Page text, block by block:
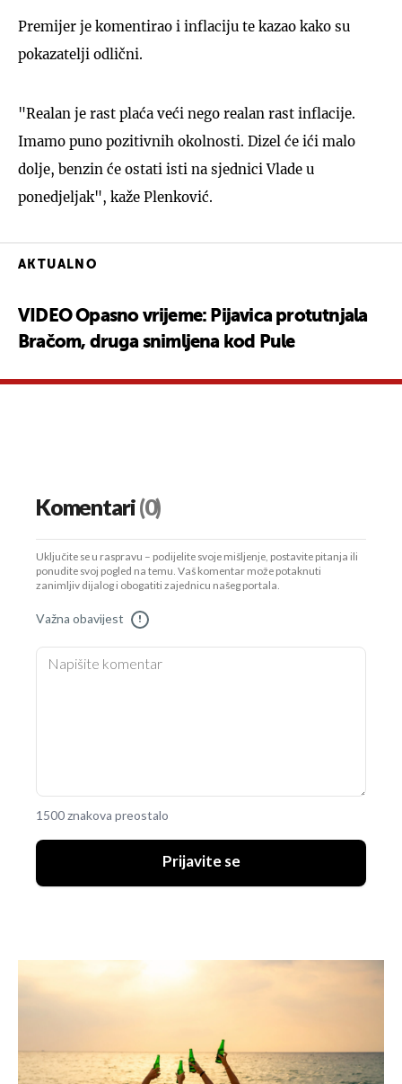
Premijer je komentirao i inflaciju te kazao kako su
pokazatelji odlični.
"Realan je rast plaća veći nego realan rast inflacije.
Imamo puno pozitivnih okolnosti. Dizel će ići malo
dolje, benzin će ostati isti na sjednici Vlade u
ponedjeljak", kaže Plenković.
AKTUALNO
VIDEO Opasno vrijeme: Pijavica protutnjala
Bračom, druga snimljena kod Pule
Komentari(0)
Uključite se u raspravu – podijelite svoje mišljenje, postavite pitanja ili
ponudite svoj pogled na temu. Vaš komentar može potaknuti
zanimljiv dijalog i obogatiti zajednicu našeg portala.
Važna obavijest !
1500 znakova preostalo
Prijavite se